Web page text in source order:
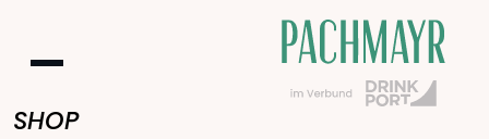
SHOP